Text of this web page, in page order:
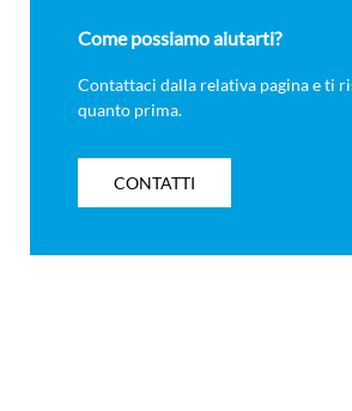
Come possiamo aiutarti?
Contattaci dalla relativa pagina e ti
quanto prima.
CONTATTI